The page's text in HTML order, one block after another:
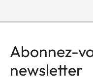
Abonnez-
newsletter